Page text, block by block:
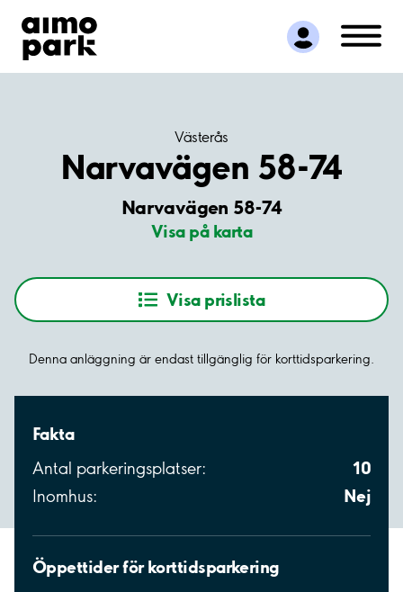
Hitta parkering
Samarbete
Kundservice
Västerås
Narvavägen 58-74
Narvavägen 58-74
Visa på karta
Visa prislista
Denna anläggning är endast tillgänglig för korttidsparkering.
Fakta
Antal parkeringsplatser: 10
Inomhus: Nej
Öppettider för korttidsparkering